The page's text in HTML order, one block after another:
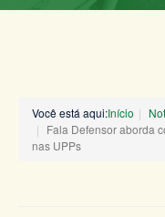
Você está aqui:Início
Fala Defensor aborda
nas UPPs